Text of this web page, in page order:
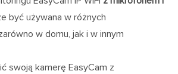
być używana w różnych
w domu, jak i w innym
swoją kamerę EasyCam z